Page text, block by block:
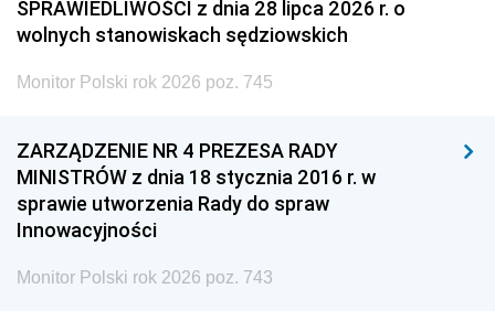
SPRAWIEDLIWOŚCI z dnia 28 lipca 2026 r. o
wolnych stanowiskach sędziowskich
Monitor Polski rok 2026 poz. 745
ZARZĄDZENIE NR 4 PREZESA RADY
MINISTRÓW z dnia 18 stycznia 2016 r. w
sprawie utworzenia Rady do spraw
Innowacyjności
Monitor Polski rok 2026 poz. 743